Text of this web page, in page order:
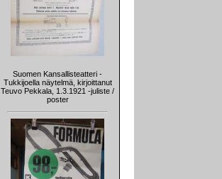
Suomen Kansallisteatteri -
Tukkijoella näytelmä, kirjoittanut
Teuvo Pekkala, 1.3.1921 -juliste /
poster